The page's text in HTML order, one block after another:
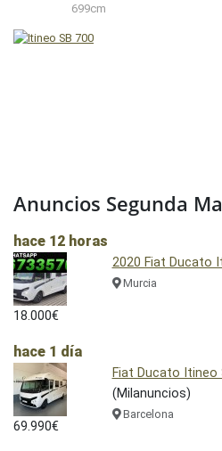
699cm
Anuncios Segunda
hace 12 horas
18.000€
2020 Fiat Ducato
Murcia
hace 1 día
69.990€
Fiat Ducato Itineo
(Milanuncios)
Barcelona